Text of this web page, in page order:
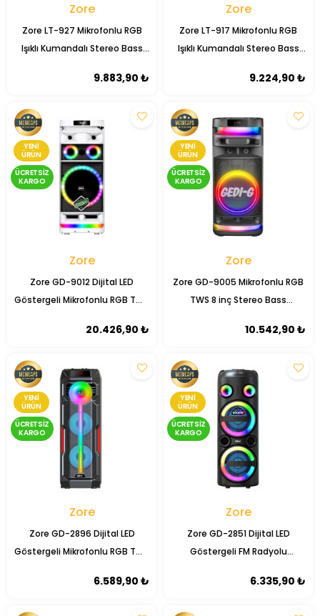
Zore
Zore LT-927 Mikrofonlu RGB
Işıklı Kumandalı Stereo Bass
Hoparlör Speaker9.883,90 ₺
Zore
Zore LT-917 Mikrofonlu RGB
Işıklı Kumandalı Stereo Bass
Hoparlör Speaker9.224,90 ₺
Zore
Zore GD-9012 Dijital LED
Göstergeli Mikrofonlu RGB TWS
Karaoke Hoparlör
YENI
ÜRÜN
ÜCRETSIZ
KARGO
20.426,90 ₺
Zore
Zore GD-9005 Mikrofonlu RGB
TWS 8 inç Stereo Bass
YENI
ÜRÜN
ÜCRETSIZ
KARGO
10.542,90 ₺
Zore
Zore GD-2896 Dijital LED
Göstergeli Mikrofonlu RGB TWS
Kablosuz Karaoke Hoparlör
YENI
ÜRÜN
ÜCRETSIZ
KARGO
6.589,90 ₺
Zore
Zore GD-2851 Dijital LED
Göstergeli FM Radyolu
Stereo Bass Kablosuz Karaoke
YENI
ÜRÜN
ÜCRETSIZ
KARGO
6.335,90 ₺